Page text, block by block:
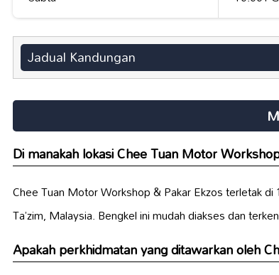
Jadual Kandungan
Di manakah lokasi Chee Tuan Motor
Chee Tuan Motor Workshop & Pakar Ekzos terletak
Ta’zim, Malaysia. Bengkel ini mudah diakses dan
Apakah perkhidmatan yang ditawarkan oleh